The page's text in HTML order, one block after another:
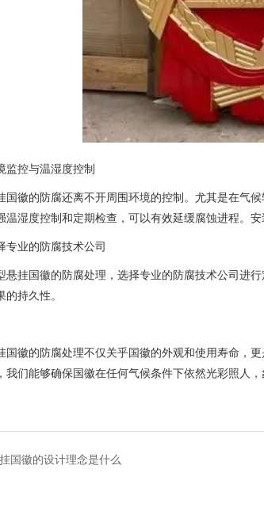
监控与温湿度控制
国徽的防腐还离不开周围环境的控制。尤其是在气
温湿度控制和定期检查，可以有效延缓腐蚀进程。
专业的防腐技术公司
悬挂国徽的防腐处理，选择专业的防腐技术公司进
持久性。
国徽的防腐处理不仅关乎国徽的外观和使用寿命，
我们能够确保国徽在任何气候条件下依然光彩照人，
国徽的设计理念是什么